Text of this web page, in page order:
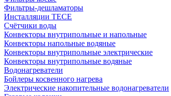
Фильтры-дешламаторы
Инсталляции TECE
Счётчики воды
Конвекторы внутрипольные и напольные
Конвекторы напольные водяные
Конвекторы внутрипольные электрические
Конвекторы внутрипольные водяные
Водонагреватели
Бойлеры косвенного нагрева
Электрические накопительные водонагреватели